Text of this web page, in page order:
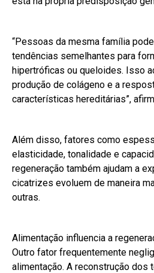
“Pessoas da mesma família
tendências semelhantes para
hipertróficas ou queloides. Isso
produção de colágeno e a
características hereditárias”,
Além disso, fatores como
elasticidade, tonalidade e
regeneração também ajudam a
cicatrizes evoluem de maneira
outras.
Alimentação influencia a
Outro fator frequentemente
alimentação. A reconstrução dos